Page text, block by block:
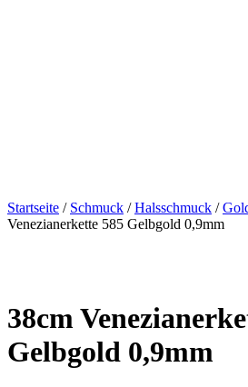
Startseite / Schmuck /Halsschmuck /
Venezianerkette 585 Gelbgold 0,9mm
38cm
Gelbgold 0,9mm